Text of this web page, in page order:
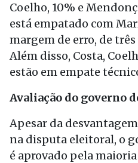
Coelho, 10% e
está empatado com
margem de erro, de
Além disso, Costa,
estão em empate
Avaliação do governo
Apesar da
na disputa eleitoral, o
é aprovado pela